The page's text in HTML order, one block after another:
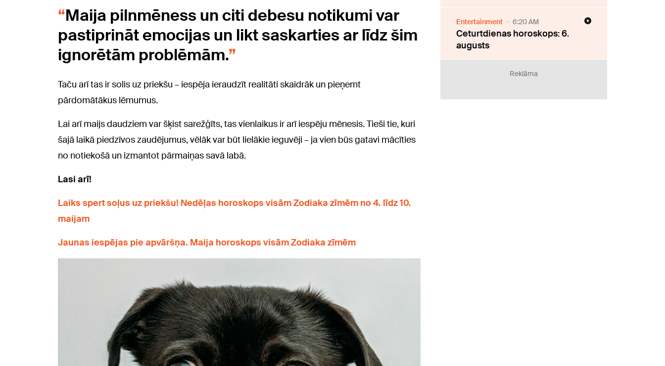
Maija pilnmēness un citi debesu notikumi var
pastiprināt emocijas un likt saskarties ar līdz šim
ignorētām problēmām.
Taču arī tas ir solis uz priekšu – iespēja ieraudzīt realitāti skaidrāk un pieņemt
pārdomātākus lēmumus.
Lai arī maijs daudziem var šķist sarežģīts, tas vienlaikus ir arī iespēju mēnesis. Tieši tie, kuri
šajā laikā piedzīvos zaudējumus, vēlāk var būt lielākie ieguvēji – ja vien būs gatavi mācīties
no notiekošā un izmantot pārmaiņas savā labā.
Lasi arī!
Laiks spert soļus uz priekšu! Nedēļas horoskops visām Zodiaka zīmēm no 4. līdz 10.
maijam
Jaunas iespējas pie apvāršņa. Maija horoskops visām Zodiaka zīmēm
Entertainment 6:20 AM
Ceturtdienas horoskops: 6.
augusts
Reklāma